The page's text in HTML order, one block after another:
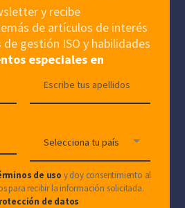
y recibe
de artículos de interés
gestión ISO y habilidades
especiales en
de uso y doy consentimiento al
para recibir la información solicitada.
de datos